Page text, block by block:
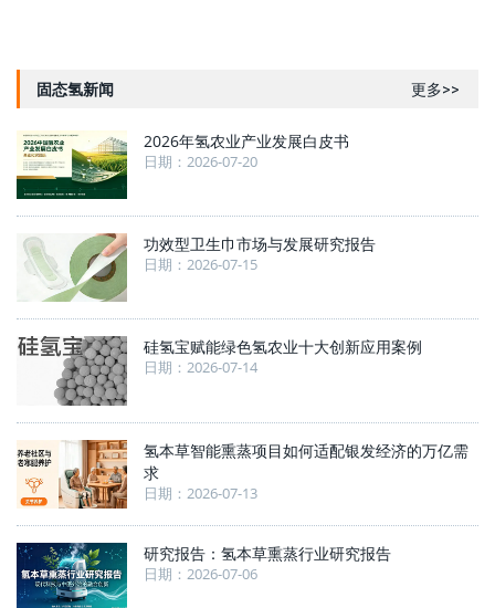
固态氢新闻 更多>>
2026年氢农业产业发展白皮书
日期：2026-07-20
功效型卫生巾市场与发展研究报告
日期：2026-07-15
硅氢宝赋能绿色氢农业十大创新应用案例
日期：2026-07-14
氢本草智能熏蒸项目如何适配银发经济的万亿需
求
日期：2026-07-13
研究报告：氢本草熏蒸行业研究报告
日期：2026-07-06